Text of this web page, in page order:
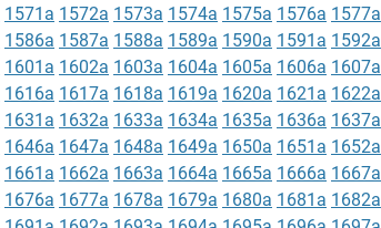
1571a 1572a 1573a 1574a 1575a 1576a 1577a
1586a 1587a 1588a 1589a 1590a 1591a 1592a
1601a 1602a 1603a 1604a 1605a 1606a 1607a
1616a 1617a 1618a 1619a 1620a 1621a 1622a
1631a 1632a 1633a 1634a 1635a 1636a 1637a
1646a 1647a 1648a 1649a 1650a 1651a 1652a
1661a 1662a 1663a 1664a 1665a 1666a 1667a
1676a 1677a 1678a 1679a 1680a 1681a 1682a